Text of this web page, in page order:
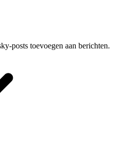
posts toevoegen aan berichten.